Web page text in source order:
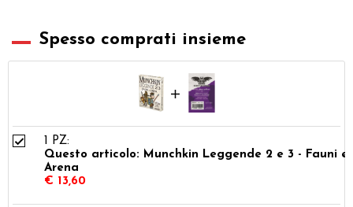
Spesso comprati insieme
1 PZ:
Questo articolo: Munchkin Leggende 2 e 3 - Fauni e
Arena
€ 13,60